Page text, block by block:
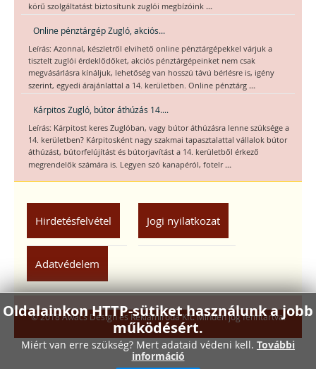
körű szolgáltatást biztosítunk zuglói megbízóink ...
Online pénztárgép Zugló, akciós...
Leírás: Azonnal, készletről elvihető online pénztárgépekkel várjuk a
tisztelt zuglói érdeklődőket, akciós pénztárgépeinket nem csak
megvásárlásra kínáljuk, lehetőség van hosszú távú bérlésre is, igény
szerint, egyedi árajánlattal a 14. kerületben. Online pénztárg ...
Kárpitos Zugló, bútor áthúzás 14....
Leírás: Kárpitost keres Zuglóban, vagy bútor áthúzásra lenne szüksége a
14. kerületben? Kárpitosként nagy szakmai tapasztalattal vállalok bútor
áthúzást, bútorfelújítást és bútorjavítást a 14. kerületből érkező
megrendelők számára is. Legyen szó kanapéról, fotelr...
Hirdetésfelvétel Jogi nyilatkozat
Adatvédelem
Oldalainkon HTTP-sütiket használunk a jobb
működésért.
Miért van erre szükség? Mert adataid védeni kell. További
információ
© 2018 Awacs Design és Reklámiroda Kft. Minden jog fenntartva.